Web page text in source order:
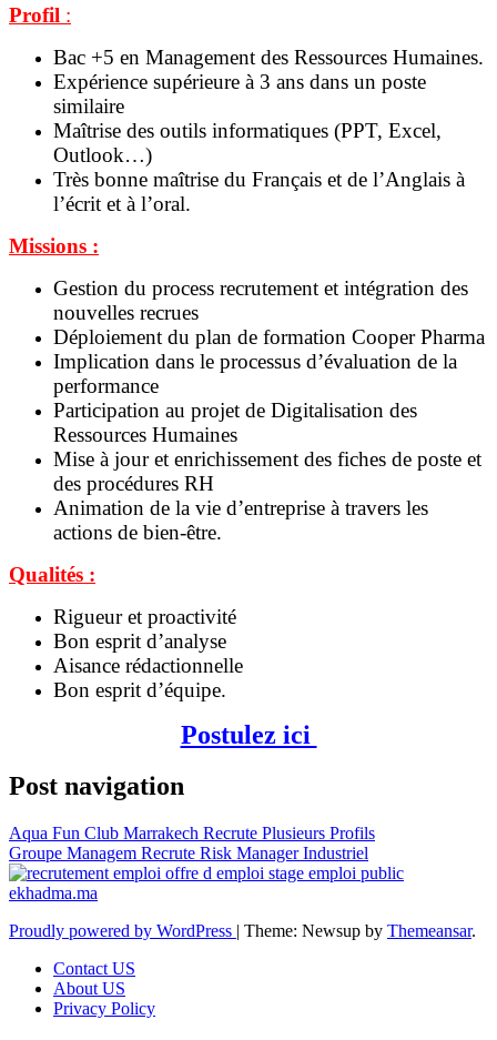
Profil :
Bac +5 en Management des Ressources Humaines.
Expérience supérieure à 3 ans dans un poste
similaire
Maîtrise des outils informatiques (PPT, Excel,
Outlook…)
Très bonne maîtrise du Français et de l’Anglais à
l’écrit et à l’oral.
Missions :
Gestion du process recrutement et intégration des
nouvelles recrues
Déploiement du plan de formation Cooper Pharma
Implication dans le processus d’évaluation de la
performance
Participation au projet de Digitalisation des
Ressources Humaines
Mise à jour et enrichissement des fiches de poste et
des procédures RH
Animation de la vie d’entreprise à travers les
actions de bien-être.
Qualités :
Rigueur et proactivité
Bon esprit d’analyse
Aisance rédactionnelle
Bon esprit d’équipe.
Postulez ici
Post navigation
Aqua Fun Club Marrakech Recrute Plusieurs Profils
Groupe Managem Recrute Risk Manager Industriel
Proudly powered by WordPress | Theme: Newsup by Themeansar.
Contact US
About US
Privacy Policy